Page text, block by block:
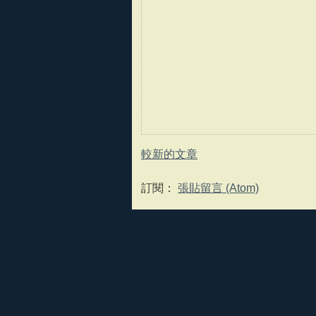
較新的文章
訂閱： 張貼留言 (Atom)